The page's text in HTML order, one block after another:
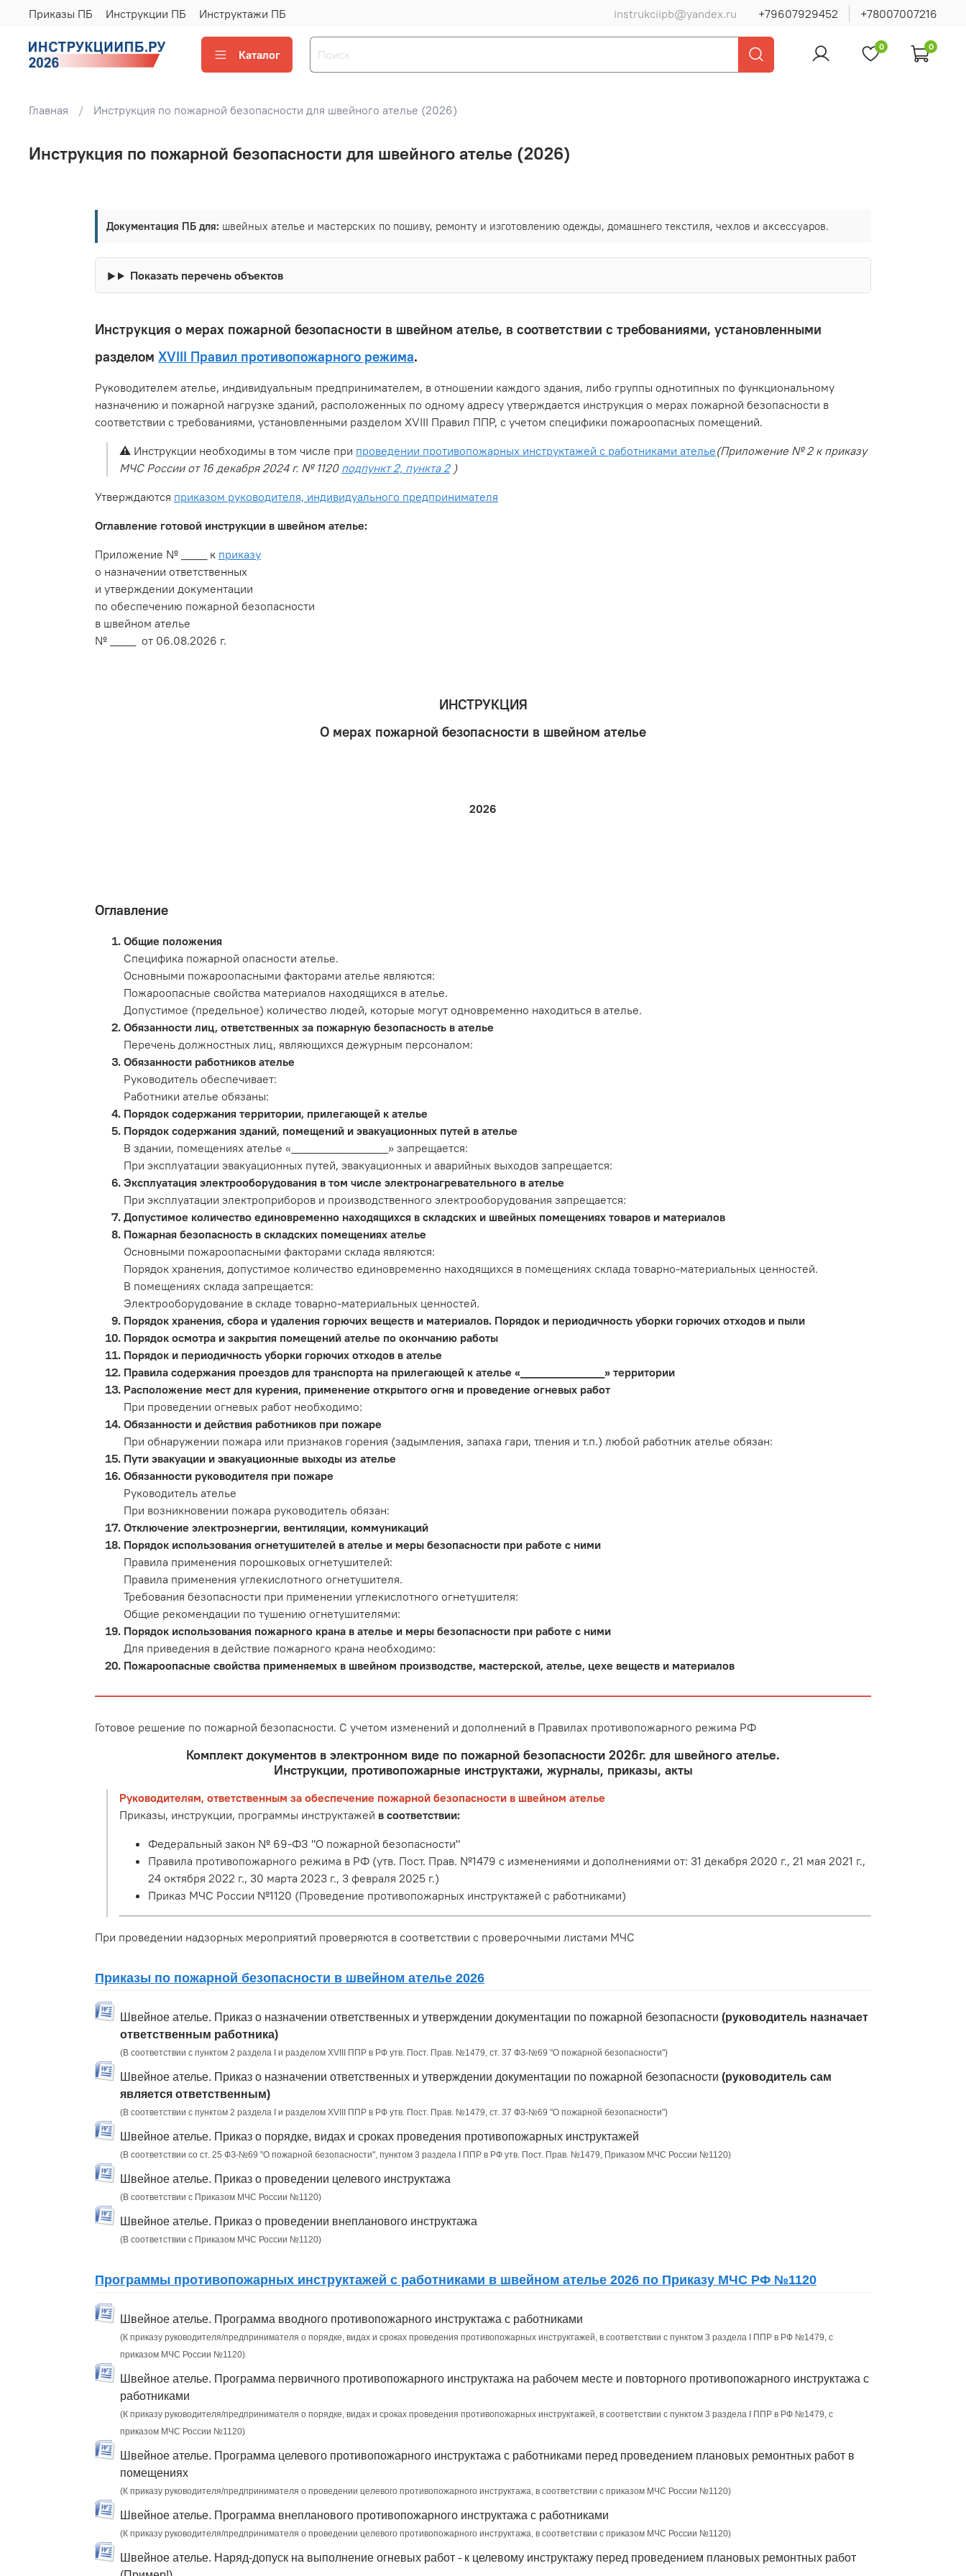
Приказы ПБ Инструкции ПБ Инструктажи ПБ instrukciipb@yandex.ru +79607929452 +78007007216
Каталог
0 0
Главная Инструкция по пожарной безопасности для швейного ателье (2026)
Инструкция по пожарной безопасности для швейного ателье (2026)
Документация ПБ для: швейных ателье и мастерских по пошиву, ремонту и изготовлению одежды, домашнего текстиля, чехлов и аксессуаров.
Показать перечень объектов
Инструкция о мерах пожарной безопасности в швейном ателье, в соответствии с требованиями, установленными
разделом XVIII Правил противопожарного режима.
Руководителем ателье, индивидуальным предпринимателем, в отношении каждого здания, либо группы однотипных по функциональному
назначению и пожарной нагрузке зданий, расположенных по одному адресу утверждается инструкция о мерах пожарной безопасности в
соответствии с требованиями, установленными разделом XVIII Правил ППР, с учетом специфики пожароопасных помещений.
⚠️ Инструкции необходимы в том числе при проведении противопожарных инструктажей с работниками ателье(Приложение № 2 к приказу
МЧС России от 16 декабря 2024 г. № 1120 подпункт 2, пункта 2)
Утверждаются приказом руководителя, индивидуального предпринимателя
Оглавление готовой инструкции в швейном ателье:
Приложение № ____ к приказу
о назначении ответственных
и утверждении документации
по обеспечению пожарной безопасности
в швейном ателье
№ ____ от 06.08.2026 г.
ИНСТРУКЦИЯ
О мерах пожарной безопасности в швейном ателье
2026
Оглавление
Общие положения
Специфика пожарной опасности ателье.
Основными пожароопасными факторами ателье являются:
Пожароопасные свойства материалов находящихся в ателье.
Допустимое (предельное) количество людей, которые могут одновременно находиться в ателье.
Обязанности лиц, ответственных за пожарную безопасность в ателье
Перечень должностных лиц, являющихся дежурным персоналом:
Обязанности работников ателье
Руководитель обеспечивает:
Работники ателье обязаны:
Порядок содержания территории, прилегающей к ателье
Порядок содержания зданий, помещений и эвакуационных путей в ателье
В здании, помещениях ателье «_______________» запрещается:
При эксплуатации эвакуационных путей, эвакуационных и аварийных выходов запрещается:
Эксплуатация электрооборудования в том числе электронагревательного в ателье
При эксплуатации электроприборов и производственного электрооборудования запрещается:
Допустимое количество единовременно находящихся в складских и швейных помещениях товаров и материалов
Пожарная безопасность в складских помещениях ателье
Основными пожароопасными факторами склада являются:
Порядок хранения, допустимое количество единовременно находящихся в помещениях склада товарно-материальных ценностей.
В помещениях склада запрещается:
Электрооборудование в складе товарно-материальных ценностей.
Порядок хранения, сбора и удаления горючих веществ и материалов. Порядок и периодичность уборки горючих отходов и пыли
Порядок осмотра и закрытия помещений ателье по окончанию работы
Порядок и периодичность уборки горючих отходов в ателье
Правила содержания проездов для транспорта на прилегающей к ателье «_____________» территории
Расположение мест для курения, применение открытого огня и проведение огневых работ
При проведении огневых работ необходимо:
Обязанности и действия работников при пожаре
При обнаружении пожара или признаков горения (задымления, запаха гари, тления и т.п.) любой работник ателье обязан:
Пути эвакуации и эвакуационные выходы из ателье
Обязанности руководителя при пожаре
Руководитель ателье
При возникновении пожара руководитель обязан:
Отключение электроэнергии, вентиляции, коммуникаций
Порядок использования огнетушителей в ателье и меры безопасности при работе с ними
Правила применения порошковых огнетушителей:
Правила применения углекислотного огнетушителя.
Требования безопасности при применении углекислотного огнетушителя:
Общие рекомендации по тушению огнетушителями:
Порядок использования пожарного крана в ателье и меры безопасности при работе с ними
Для приведения в действие пожарного крана необходимо:
Пожароопасные свойства применяемых в швейном производстве, мастерской, ателье, цехе веществ и материалов
Готовое решение по пожарной безопасности. С учетом изменений и дополнений в Правилах противопожарного режима РФ
Комплект документов в электронном виде по пожарной безопасности 2026г. для швейного ателье.
Инструкции, противопожарные инструктажи, журналы, приказы, акты
Руководителям, ответственным за обеспечение пожарной безопасности в швейном ателье
Приказы, инструкции, программы инструктажей в соответствии:
Федеральный закон № 69-ФЗ "О пожарной безопасности"
Правила противопожарного режима в РФ (утв. Пост. Прав. №1479 с изменениями и дополнениями от: 31 декабря 2020 г., 21 мая 2021 г.,
24 октября 2022 г., 30 марта 2023 г., 3 февраля 2025 г.)
Приказ МЧС России №1120 (Проведение противопожарных инструктажей с работниками)
При проведении надзорных мероприятий проверяются в соответствии с проверочными листами МЧС
Приказы по пожарной безопасности в швейном ателье 2026
Швейное ателье. Приказ о назначении ответственных и утверждении документации по пожарной безопасности (руководитель назначает
ответственным работника)
(В соответствии с пунктом 2 раздела I и разделом XVIII ППР в РФ утв. Пост. Прав. №1479, ст. 37 ФЗ-№69 "О пожарной безопасности")
Швейное ателье. Приказ о назначении ответственных и утверждении документации по пожарной безопасности (руководитель сам
является ответственным)
(В соответствии с пунктом 2 раздела I и разделом XVIII ППР в РФ утв. Пост. Прав. №1479, ст. 37 ФЗ-№69 "О пожарной безопасности")
Швейное ателье. Приказ о порядке, видах и сроках проведения противопожарных инструктажей
(В соответствии со ст. 25 ФЗ-№69 "О пожарной безопасности", пунктом 3 раздела I ППР в РФ утв. Пост. Прав. №1479, Приказом МЧС России №1120)
Швейное ателье. Приказ о проведении целевого инструктажа
(В соответствии с Приказом МЧС России №1120)
Швейное ателье. Приказ о проведении внепланового инструктажа
(В соответствии с Приказом МЧС России №1120)
Программы противопожарных инструктажей с работниками в швейном ателье 2026 по Приказу МЧС РФ №1120
Швейное ателье. Программа вводного противопожарного инструктажа с работниками
(К приказу руководителя/предпринимателя о порядке, видах и сроках проведения противопожарных инструктажей, в соответствии с пунктом 3 раздела I ППР в РФ №1479, с
приказом МЧС России №1120)
Швейное ателье. Программа первичного противопожарного инструктажа на рабочем месте и повторного противопожарного инструктажа с
работниками
(К приказу руководителя/предпринимателя о порядке, видах и сроках проведения противопожарных инструктажей, в соответствии с пунктом 3 раздела I ППР в РФ №1479, с
приказом МЧС России №1120)
Швейное ателье. Программа целевого противопожарного инструктажа с работниками перед проведением плановых ремонтных работ в
помещениях
(К приказу руководителя/предпринимателя о проведении целевого противопожарного инструктажа, в соответствии с приказом МЧС России №1120)
Швейное ателье. Программа внепланового противопожарного инструктажа с работниками
(К приказу руководителя/предпринимателя о проведении целевого противопожарного инструктажа, в соответствии с приказом МЧС России №1120)
Швейное ателье. Наряд-допуск на выполнение огневых работ - к целевому инструктажу перед проведением плановых ремонтных работ